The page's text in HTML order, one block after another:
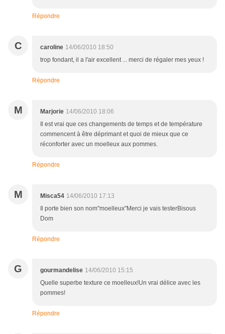
Répondre
C caroline 14/06/2010 18:50
trop fondant, il a l'air excellent ... merci de régaler mes yeux !
Répondre
M Marjorie 14/06/2010 18:06
Il est vrai que ces changements de temps et de température
commencent à être déprimant et quoi de mieux que ce
réconforter avec un moelleux aux pommes.
Répondre
M Misca54 14/06/2010 17:13
Il porte bien son nom"moelleux"Merci je vais testerBisous
Dom
Répondre
G gourmandelise 14/06/2010 15:15
Quelle superbe texture ce moelleux!Un vrai délice avec les
pommes!
Répondre